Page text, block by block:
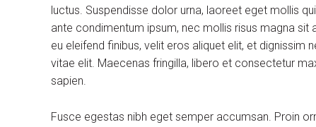
luctus. Suspendisse dolor urna, laoreet eget mollis
ante condimentum ipsum, nec mollis risus magna
eu eleifend finibus, velit eros aliquet elit, et dignissim
vitae elit. Maecenas fringilla, libero et consectetur
sapien.
Fusce egestas nibh eget semper accumsan. Proin